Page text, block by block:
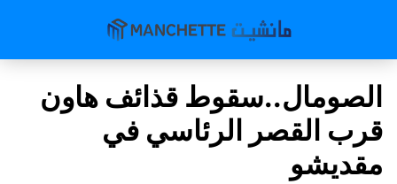
الصومال..سقوط قذائف هاون
قرب القصر الرئاسي في
مقديشو